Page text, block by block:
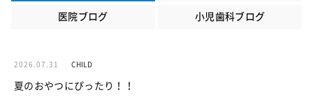
医院ブログ 小児歯科ブログ
2026.07.31 CHILD
夏のおやつにぴったり！！